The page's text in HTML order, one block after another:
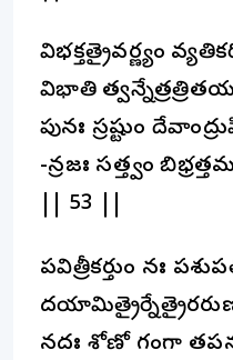
విభక్తత్రైవర్ణ్యం
విభాతి
పునః స్రష్టుం
-న్రజః సత్త్వం
|| 53 ||
పవిత్రీకర్తుం నః
నదః శోణో గంగా